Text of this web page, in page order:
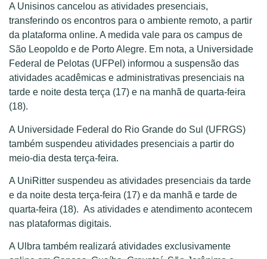
A Unisinos cancelou as atividades presenciais,
transferindo os encontros para o ambiente remoto, a partir
da plataforma online. A medida vale para os campus de
São Leopoldo e de Porto Alegre. Em nota, a Universidade
Federal de Pelotas (UFPel) informou a suspensão das
atividades acadêmicas e administrativas presenciais na
tarde e noite desta terça (17) e na manhã de quarta-feira
(18).
A Universidade Federal do Rio Grande do Sul (UFRGS)
também suspendeu atividades presenciais a partir do
meio-dia desta terça-feira.
A UniRitter suspendeu as atividades presenciais da tarde
e da noite desta terça-feira (17) e da manhã e tarde de
quarta-feira (18). As atividades e atendimento acontecem
nas plataformas digitais.
A Ulbra também realizará atividades exclusivamente